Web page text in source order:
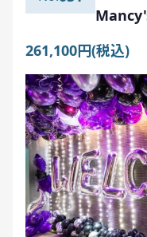
261,100円(税込)